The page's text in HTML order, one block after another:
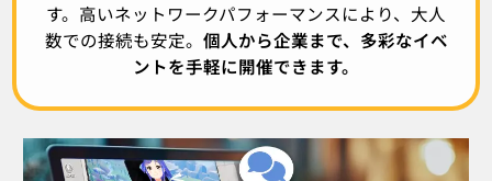
す。 高いネットワークパフォーマンスにより、大人
数での接続も安定。 個人から企業まで、多彩なイベ
ントを手軽に開催できます。